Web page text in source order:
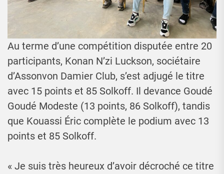
Au terme d’une compétition disputée entre 20
participants, Konan N’zi Luckson, sociétaire
d’Assonvon Damier Club, s’est adjugé le titre
avec 15 points et 85 Solkoff. Il devance Goudé
Goudé Modeste (13 points, 86 Solkoff), tandis
que Kouassi Éric complète le podium avec 13
points et 85 Solkoff.
« Je suis très heureux d’avoir décroché ce titre